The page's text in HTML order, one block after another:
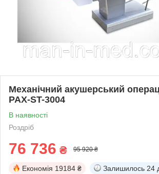
Механічний акушерський
PAX-ST-3004
В наявності
Роздріб
76 736 ₴ 95 920 ₴
Економія 19184 ₴ Залишилось 24